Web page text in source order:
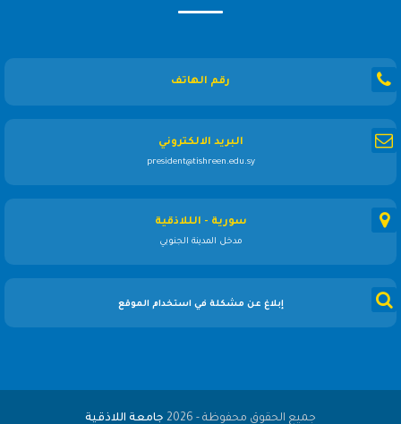
رقم الهاتف
البريد الالكتروني
president@tishreen.edu.sy
سورية - الللاذقية
مدخل المدينة الجنوبي
إبلاغ عن مشكلة في استخدام الموقع
جميع الحقوق محفوظة - 2026 جامعة اللاذقية